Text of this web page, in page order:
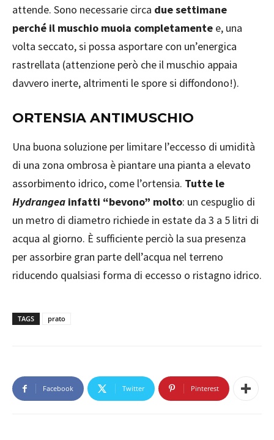
attende. Sono necessarie circa due settimane
perché il muschio muoia completamente e, una
volta seccato, si possa asportare con un’energica
rastrellata (attenzione però che il muschio appaia
davvero inerte, altrimenti le spore si diffondono!).
ORTENSIA ANTIMUSCHIO
Una buona soluzione per limitare l’eccesso di umidità
di una zona ombrosa è piantare una pianta a elevato
assorbimento idrico, come l’ortensia. Tutte le
Hydrangea infatti “bevono” molto: un cespuglio di
un metro di diametro richiede in estate da 3 a 5 litri di
acqua al giorno. È sufficiente perciò la sua presenza
per assorbire gran parte dell’acqua nel terreno
riducendo qualsiasi forma di eccesso o ristagno idrico.
TAGS prato
Facebook Twitter Pinterest